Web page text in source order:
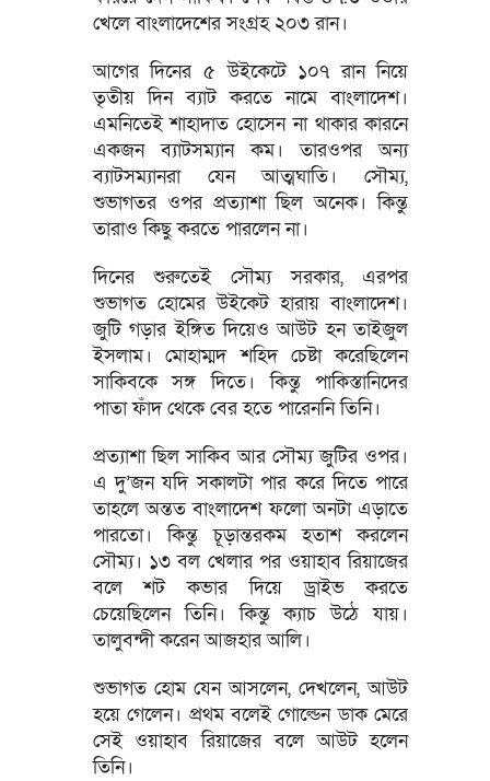
খেলে বাংলাদেশের সংগ্রহ ২০৩ রান।
আগের দিনের ৫ উইকেটে ১০৭ রান নিয়ে
তৃতীয় দিন ব্যাট করতে নামে বাংলাদেশ।
এমনিতেই শাহাদাত হোসেন না থাকার কারনে
একজন ব্যাটসম্যান কম। তারওপর অন্য
ব্যাটসম্যানরা যেন আত্মঘাতি। সৌম্য,
শুভাগতর ওপর প্রত্যাশা ছিল অনেক। কিন্তু
তারাও কিছু করতে পারলেন না।
দিনের শুরুতেই সৌম্য সরকার, এরপর
শুভাগত হোমের উইকেট হারায় বাংলাদেশ।
জুটি গড়ার ইঙ্গিত দিয়েও আউট হন তাইজুল
ইসলাম। মোহাম্মদ শহিদ চেষ্টা করেছিলেন
সাকিবকে সঙ্গ দিতে। কিন্তু পাকিস্তানিদের
পাতা ফাঁদ থেকে বের হতে পারেননি তিনি।
প্রত্যাশা ছিল সাকিব আর সৌম্য জুটির ওপর।
এ দু’জন যদি সকালটা পার করে দিতে পারে
তাহলে অন্তত বাংলাদেশ ফলো অনটা এড়াতে
পারতো। কিন্তু চূড়ান্তরকম হতাশ করলেন
সৌম্য। ১৩ বল খেলার পর ওয়াহাব রিয়াজের
বলে শট কভার দিয়ে ড্রাইভ করতে
চেয়েছিলেন তিনি। কিন্তু ক্যাচ উঠে যায়।
তালুবন্দী করেন আজহার আলি।
শুভাগত হোম যেন আসলেন, দেখলেন, আউট
হয়ে গেলেন। প্রথম বলেই গোল্ডেন ডাক মেরে
সেই ওয়াহাব রিয়াজের বলে আউট হলেন
তিনি।